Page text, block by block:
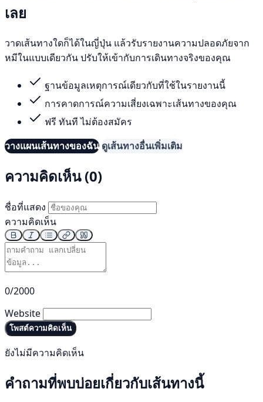
เลย
วาดเส้นทางใดก็ได้ในญี่ปุ่น แล้วรับรายงานความปลอดภัยจาก
หมีในแบบเดียวกัน ปรับให้เข้ากับการเดินทางจริงของคุณ
ฐานข้อมูลเหตุการณ์เดียวกับที่ใช้ในรายงานนี้
การคาดการณ์ความเสี่ยงเฉพาะเส้นทางของคุณ
ฟรี ทันที ไม่ต้องสมัคร
วางแผนเส้นทางของฉัน ดูเส้นทางอื่นเพิ่มเติม
ความคิดเห็น (0)
ชื่อที่แสดง
ความคิดเห็น
0/2000
Website
โพสต์ความคิดเห็น
ยังไม่มีความคิดเห็น
คำถามที่พบบ่อยเกี่ยวกับเส้นทางนี้